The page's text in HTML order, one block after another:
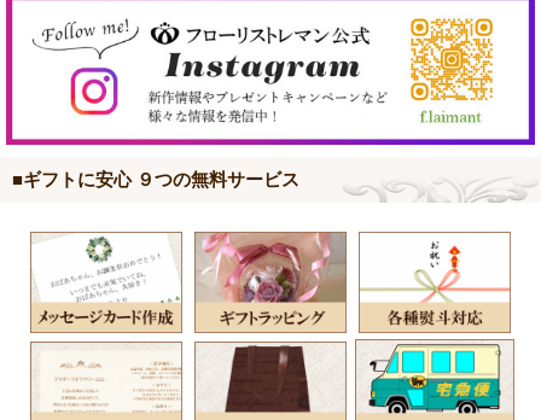
■ギフトに安心 ９つの無料サービス